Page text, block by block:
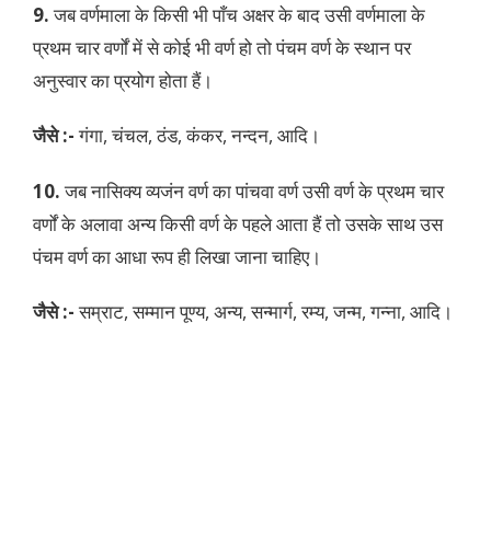
9.जब वर्णमाला के किसी भी पाँच अक्षर के बाद उसी वर्णमाला के
प्रथम चार वर्णों में से कोई भी वर्ण हो तो पंचम वर्ण के स्थान पर
अनुस्वार का प्रयोग होता हैं।
जैसे :-गंगा, चंचल, ठंड, कंकर, नन्दन, आदि।
10.जब नासिक्य व्यजंन वर्ण का पांचवा वर्ण उसी वर्ण के प्रथम चार
वर्णों के अलावा अन्य किसी वर्ण के पहले आता हैं तो उसके साथ उस
पंचम वर्ण का आधा रूप ही लिखा जाना चाहिए।
जैसे :-सम्राट, सम्मान पूण्य, अन्य, सन्मार्ग, रम्य, जन्म, गन्ना, आदि।